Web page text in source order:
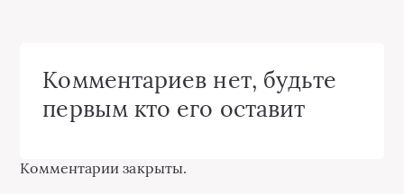
Комментариев нет, будьте
первым кто его оставит
Комментарии закрыты.